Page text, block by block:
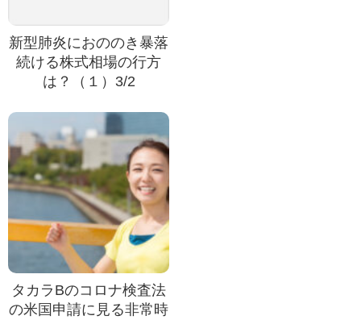
新型肺炎におののき暴落
続ける株式相場の行方
は？（１）3/2
タカラBのコロナ検査法
の米国申請に見る非常時